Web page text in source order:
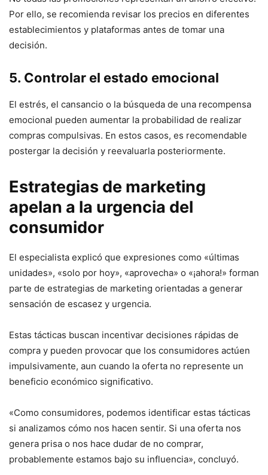
Por ello, se recomienda revisar los precios en diferentes
establecimientos y plataformas antes de tomar una
decisión.
5. Controlar el estado emocional
El estrés, el cansancio o la búsqueda de una recompensa
emocional pueden aumentar la probabilidad de realizar
compras compulsivas. En estos casos, es recomendable
postergar la decisión y reevaluarla posteriormente.
Estrategias de marketing
apelan a la urgencia del
consumidor
El especialista explicó que expresiones como «últimas
unidades», «solo por hoy», «aprovecha» o «¡ahora!» forman
parte de estrategias de marketing orientadas a generar
sensación de escasez y urgencia.
Estas tácticas buscan incentivar decisiones rápidas de
compra y pueden provocar que los consumidores actúen
impulsivamente, aun cuando la oferta no represente un
beneficio económico significativo.
«Como consumidores, podemos identificar estas tácticas
si analizamos cómo nos hacen sentir. Si una oferta nos
genera prisa o nos hace dudar de no comprar,
probablemente estamos bajo su influencia», concluyó.